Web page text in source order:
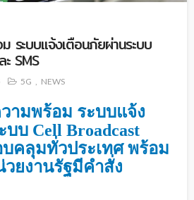
ระบบแจ้งเตือนภัยผ่านระบบ
SMS
5G NEWS
ามพร้อม ระบบแจ้ง
บ Cell Broadcast
บคลุมทั่วประเทศ พร้อม
ยงานรัฐมีคำสั่ง